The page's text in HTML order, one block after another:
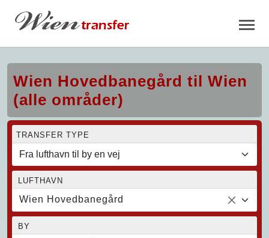
Wien Hovedbanegård til Wien
(alle områder)
TRANSFER TYPE
LUFTHAVN
Wien Hovedbanegård
BY